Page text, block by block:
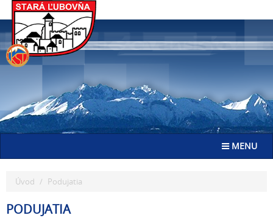
Go
to
Toggle
MENU
Úvod Podujatia
PODUJATIA